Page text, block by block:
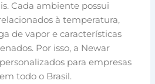
Cada ambiente possui
à temperatura,
de vapor e características
Por isso, a Newar
para empresas
todo o Brasil.